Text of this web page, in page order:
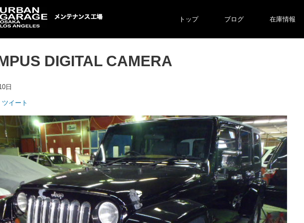
ンテナンス工場
トップ ブログ 在庫情報
DIGITAL CAMERA
日
ツイート